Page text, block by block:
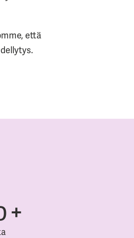
että
+